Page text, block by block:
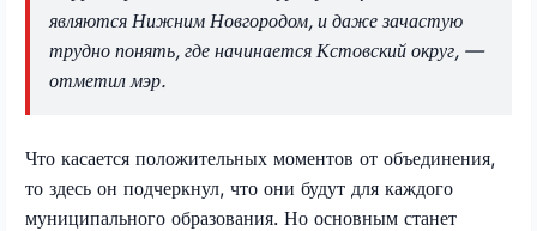
являются Нижним Новгородом, и даже зачастую
трудно понять, где начинается Кстовский округ, —
отметил мэр.
Что касается положительных моментов от объединения,
то здесь он подчеркнул, что они будут для каждого
муниципального образования. Но основным станет